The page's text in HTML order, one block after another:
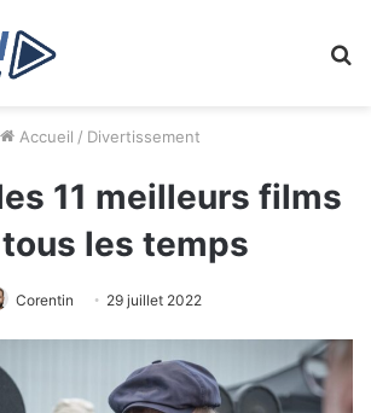
Accueil / Divertissement
11 meilleurs films
les temps
Corentin 29 juillet 2022